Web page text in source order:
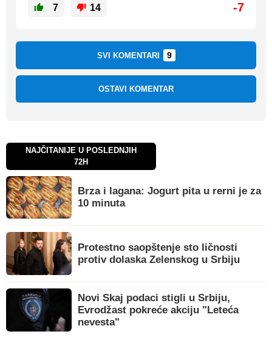
7 14 -7
SVI KOMENTARI 9
OSTAVI KOMENTAR
NAJČITANIJE U POSLEDNJIH
72H
Brza i lagana: Jogurt pita u rerni je za
10 minuta
Protestno saopštenje sto ličnosti
protiv dolaska Zelenskog u Srbiju
Novi Skaj podaci stigli u Srbiju,
Evrodžast pokreće akciju "Leteća
nevesta"